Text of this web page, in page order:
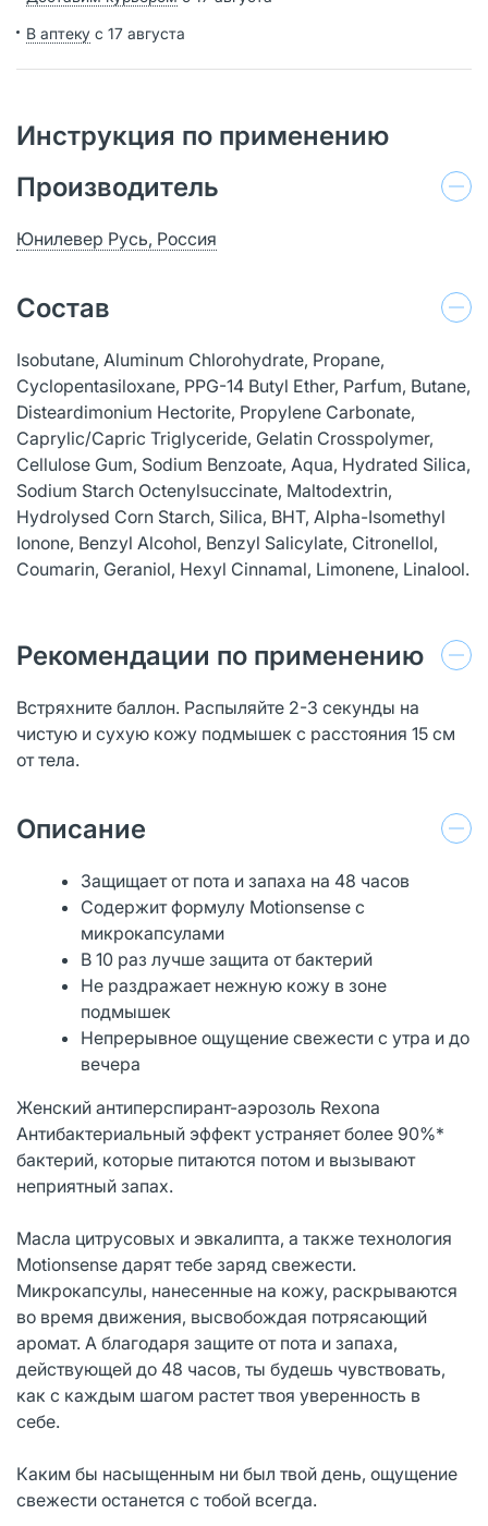
В аптеку с 17 августа
Инструкция по применению
Производитель
Юнилевер Русь, Россия
Состав
Isobutane, Aluminum Chlorohydrate, Propane,
Cyclopentasiloxane, PPG-14 Butyl Ether, Parfum, Butane,
Disteardimonium Hectorite, Propylene Carbonate,
Caprylic/Capric Triglyceride, Gelatin Crosspolymer,
Cellulose Gum, Sodium Benzoate, Aqua, Hydrated Silica,
Sodium Starch Octenylsuccinate, Maltodextrin,
Hydrolysed Corn Starch, Silica, BHT, Alpha-Isomethyl
Ionone, Benzyl Alcohol, Benzyl Salicylate, Citronellol,
Coumarin, Geraniol, Hexyl Cinnamal, Limonene, Linalool.
Рекомендации по применению
Встряхните баллон. Распыляйте 2-3 секунды на
чистую и сухую кожу подмышек с расстояния 15 см
от тела.
Описание
Защищает от пота и запаха на 48 часов
Содержит формулу Motionsense с
микрокапсулами
В 10 раз лучше защита от бактерий
Не раздражает нежную кожу в зоне
подмышек
Непрерывное ощущение свежести с утра и до
вечера
Женский антиперспирант-аэрозоль Rexona
Антибактериальный эффект устраняет более 90%*
бактерий, которые питаются потом и вызывают
неприятный запах.
Масла цитрусовых и эвкалипта, а также технология
Motionsense дарят тебе заряд свежести.
Микрокапсулы, нанесенные на кожу, раскрываются
во время движения, высвобождая потрясающий
аромат. А благодаря защите от пота и запаха,
действующей до 48 часов, ты будешь чувствовать,
как с каждым шагом растет твоя уверенность в
себе.
Каким бы насыщенным ни был твой день, ощущение
свежести останется с тобой всегда.